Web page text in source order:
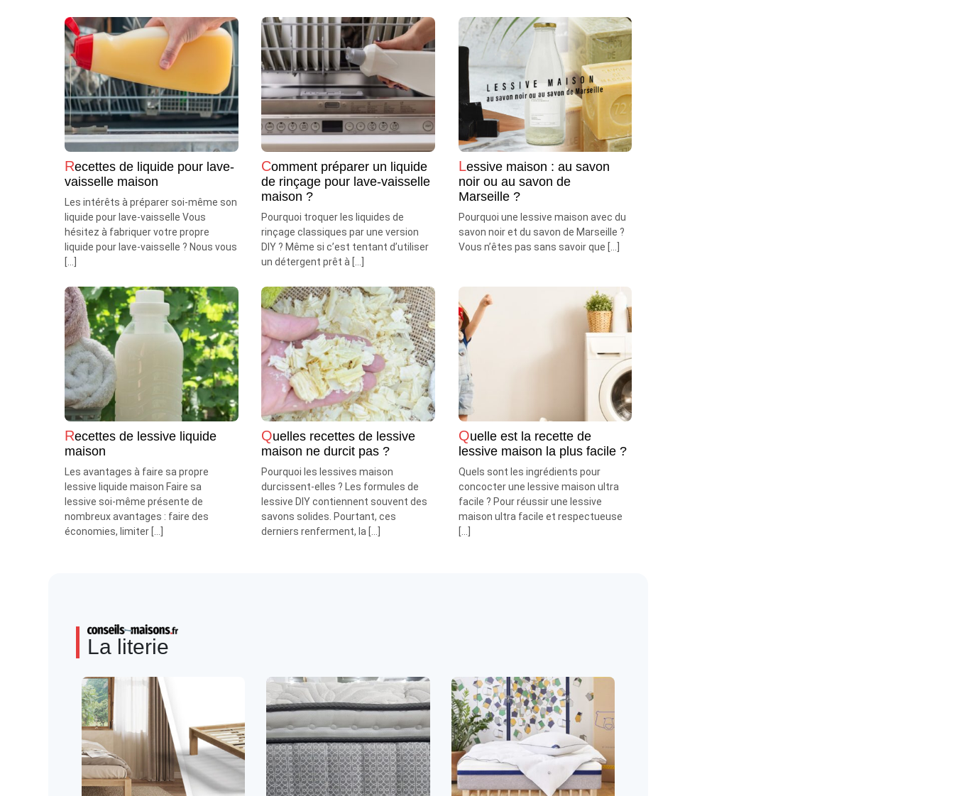
Recettes de liquide pour lave-
vaisselle maison
Les intérêts à préparer soi-même son
liquide pour lave-vaisselle Vous
hésitez à fabriquer votre propre
liquide pour lave-vaisselle ? Nous vous
Comment préparer un liquide
de rinçage pour lave-vaisselle
maison ?
Pourquoi troquer les liquides de
rinçage classiques par une version
DIY ? Même si c’est tentant d’utiliser
un détergent prêt à […]
Lessive maison : au savon
noir ou au savon de
Marseille ?
Pourquoi une lessive maison avec du
savon noir et du savon de Marseille ?
Vous n’êtes pas sans savoir que […]
Recettes de lessive liquide
maison
Les avantages à faire sa propre
lessive liquide maison Faire sa
lessive soi-même présente de
nombreux avantages : faire des
économies, limiter […]
Quelles recettes de lessive
maison ne durcit pas ?
Pourquoi les lessives maison
durcissent-elles ? Les formules de
lessive DIY contiennent souvent des
savons solides. Pourtant, ces
derniers renferment, la […]
Quelle est la recette de
lessive maison la plus facile ?
Quels sont les ingrédients pour
concocter une lessive maison ultra
facile ? Pour réussir une lessive
maison ultra facile et respectueuse
La literie